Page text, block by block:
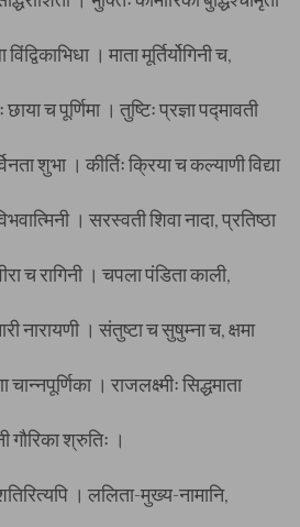
। माता मूर्तिर्योगिनी च,
छाया च पूर्णिमा । तुष्टिः प्रज्ञा पद्मावती
शुभा । कीर्तिः क्रिया च कल्याणी विद्या
। सरस्वती शिवा नादा, प्रतिष्ठा
च रागिनी । चपला पंडिता काली,
नारायणी । संतुष्टा च सुषुम्ना च, क्षमा
चान्नपूर्णिका । राजलक्ष्मीः सिद्धमाता
गौरिका श्रुतिः ।
। ललिता-मुख्य-नामानि,